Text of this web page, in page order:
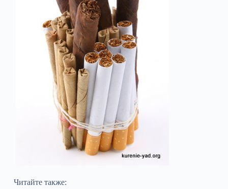
Читайте также: